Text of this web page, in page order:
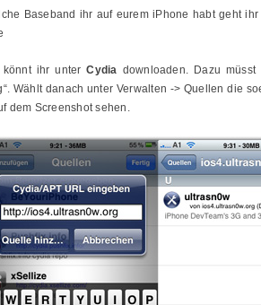
Baseband ihr auf eurem iPhone habt geht
könnt ihr unterCydia downloaden. Dazu
Wählt danach unter Verwalten -> Quellen die
dem Screenshot sehen.